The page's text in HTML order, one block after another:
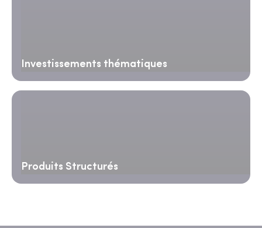
Investissements thématiques
Produits Structurés